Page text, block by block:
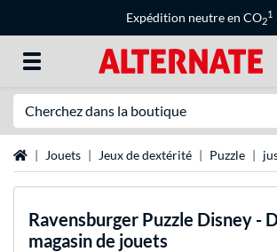
Expédition neutre en CO2
1
Page d'accueil
Jouets Jeux de dextérité Puzzle
Ravensburger Puzzle Disney -
magasin de jouets